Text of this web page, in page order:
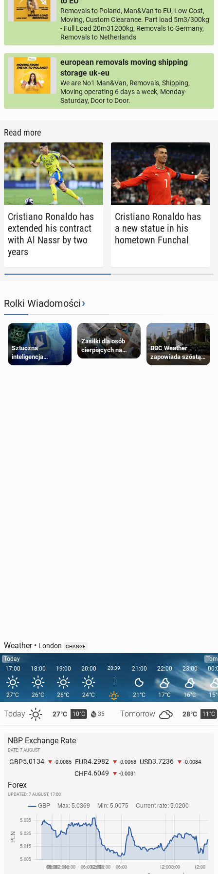
Removals to Poland, Man&Van to EU, Low Cost,
Moving, Custom Clearance. Part load 5m3/300kg
- Full Load 20m31200kg, Removals to Germany,
Removals to Netherlands
european removals moving shipping
storage uk-eu
We are No1 Man&Van, Removals, Shipping,
Moving operating 6 days a week, Monday-
Saturday, Door to Door.
Read more
Cris­tiano Ronaldo has
ex­tend­ed his con­tract
with Al Nassr by two
years
Cris­tiano Ronaldo has
a new statue in his
home­town Funchal
Rolki Wiadomości›
Sztuczna
inteligencja
próbowała oszukać
Zasiłki dla osób
cierpiących na
schorzenia
BBC Weather
zapowiada szóstą
falę upałów w
Weather• London CHANGE
Today
17:00
27°C
Today 27°C 10°C 35 Tomorrow 28°C 11°C
18:00
26°C
19:00
26°C
20:00
24°C
20:39 21:00
21°C
22:00
17°C
23:00
16°C
NBP Exchange Rate
DATE: 7 AUGUST
GBP5.0134 -0.0085 EUR4.2982 -0.0068 USD3.7236 -0.0084
CHF4.6049 -0.0031
Forex
UPDATED: 7 AUGUST, 17:00